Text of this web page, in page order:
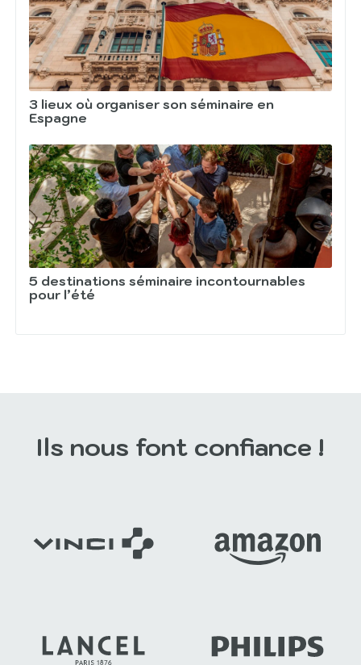
3 lieux où organiser son séminaire en
Espagne
5 destinations séminaire incontournables
pour l’été
Ils nous font confiance !